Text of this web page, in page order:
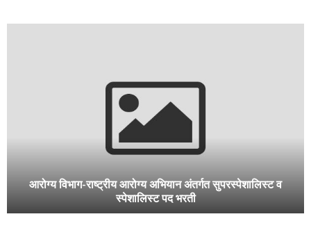
महाराष्ट्र लोकसेवा आयोग गट-ब अंतर्गत भरती:उद्योग निरीक्षक, तांत्रिक
सहाय्यक, कर सहाय्यक,लिपिक टंकलेखक